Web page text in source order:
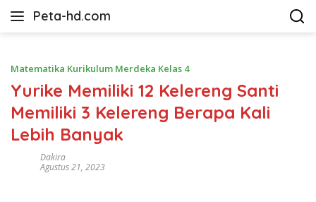
Peta-hd.com
Kumpulan
HD
Matematika Kurikulum Merdeka Kelas 4
Yurike Memiliki 12 Kelereng Santi
Memiliki 3 Kelereng Berapa Kali
Lebih Banyak
Dakira
Agustus 21, 2023